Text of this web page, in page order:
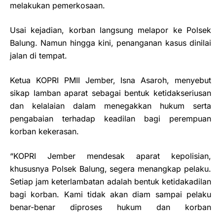
melakukan pemerkosaan.
Usai kejadian, korban langsung melapor ke Polsek
Balung. Namun hingga kini, penanganan kasus dinilai
jalan di tempat.
Ketua KOPRI PMII Jember, Isna Asaroh, menyebut
sikap lamban aparat sebagai bentuk ketidakseriusan
dan kelalaian dalam menegakkan hukum serta
pengabaian terhadap keadilan bagi perempuan
korban kekerasan.
“KOPRI Jember mendesak aparat kepolisian,
khususnya Polsek Balung, segera menangkap pelaku.
Setiap jam keterlambatan adalah bentuk ketidakadilan
bagi korban. Kami tidak akan diam sampai pelaku
benar-benar diproses hukum dan korban